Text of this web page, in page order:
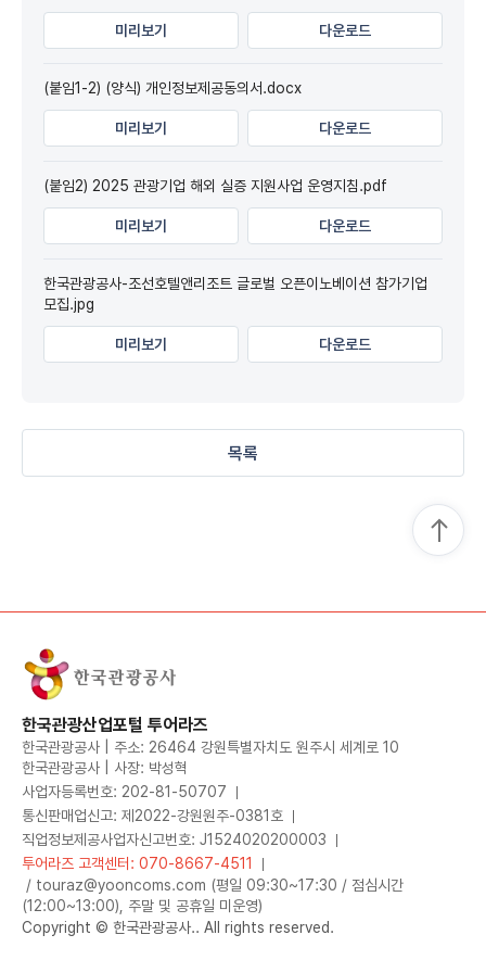
미리보기 다운로드
(붙임1-2) (양식) 개인정보제공동의서.docx
미리보기 다운로드
(붙임2) 2025 관광기업 해외 실증 지원사업 운영지침.pdf
미리보기 다운로드
한국관광공사-조선호텔앤리조트 글로벌 오픈이노베이션 참가기업
모집.jpg
미리보기 다운로드
목록
한국관광산업포털 투어라즈
한국관광공사 | 주소: 26464 강원특별자치도 원주시 세계로 10
한국관광공사 | 사장: 박성혁
사업자등록번호: 202-81-50707
통신판매업신고: 제2022-강원원주-0381호
직업정보제공사업자신고번호: J1524020200003
투어라즈 고객센터: 070-8667-4511
/ touraz@yooncoms.com (평일 09:30~17:30 / 점심시간
(12:00~13:00), 주말 및 공휴일 미운영)
Copyright © 한국관광공사.. All rights reserved.